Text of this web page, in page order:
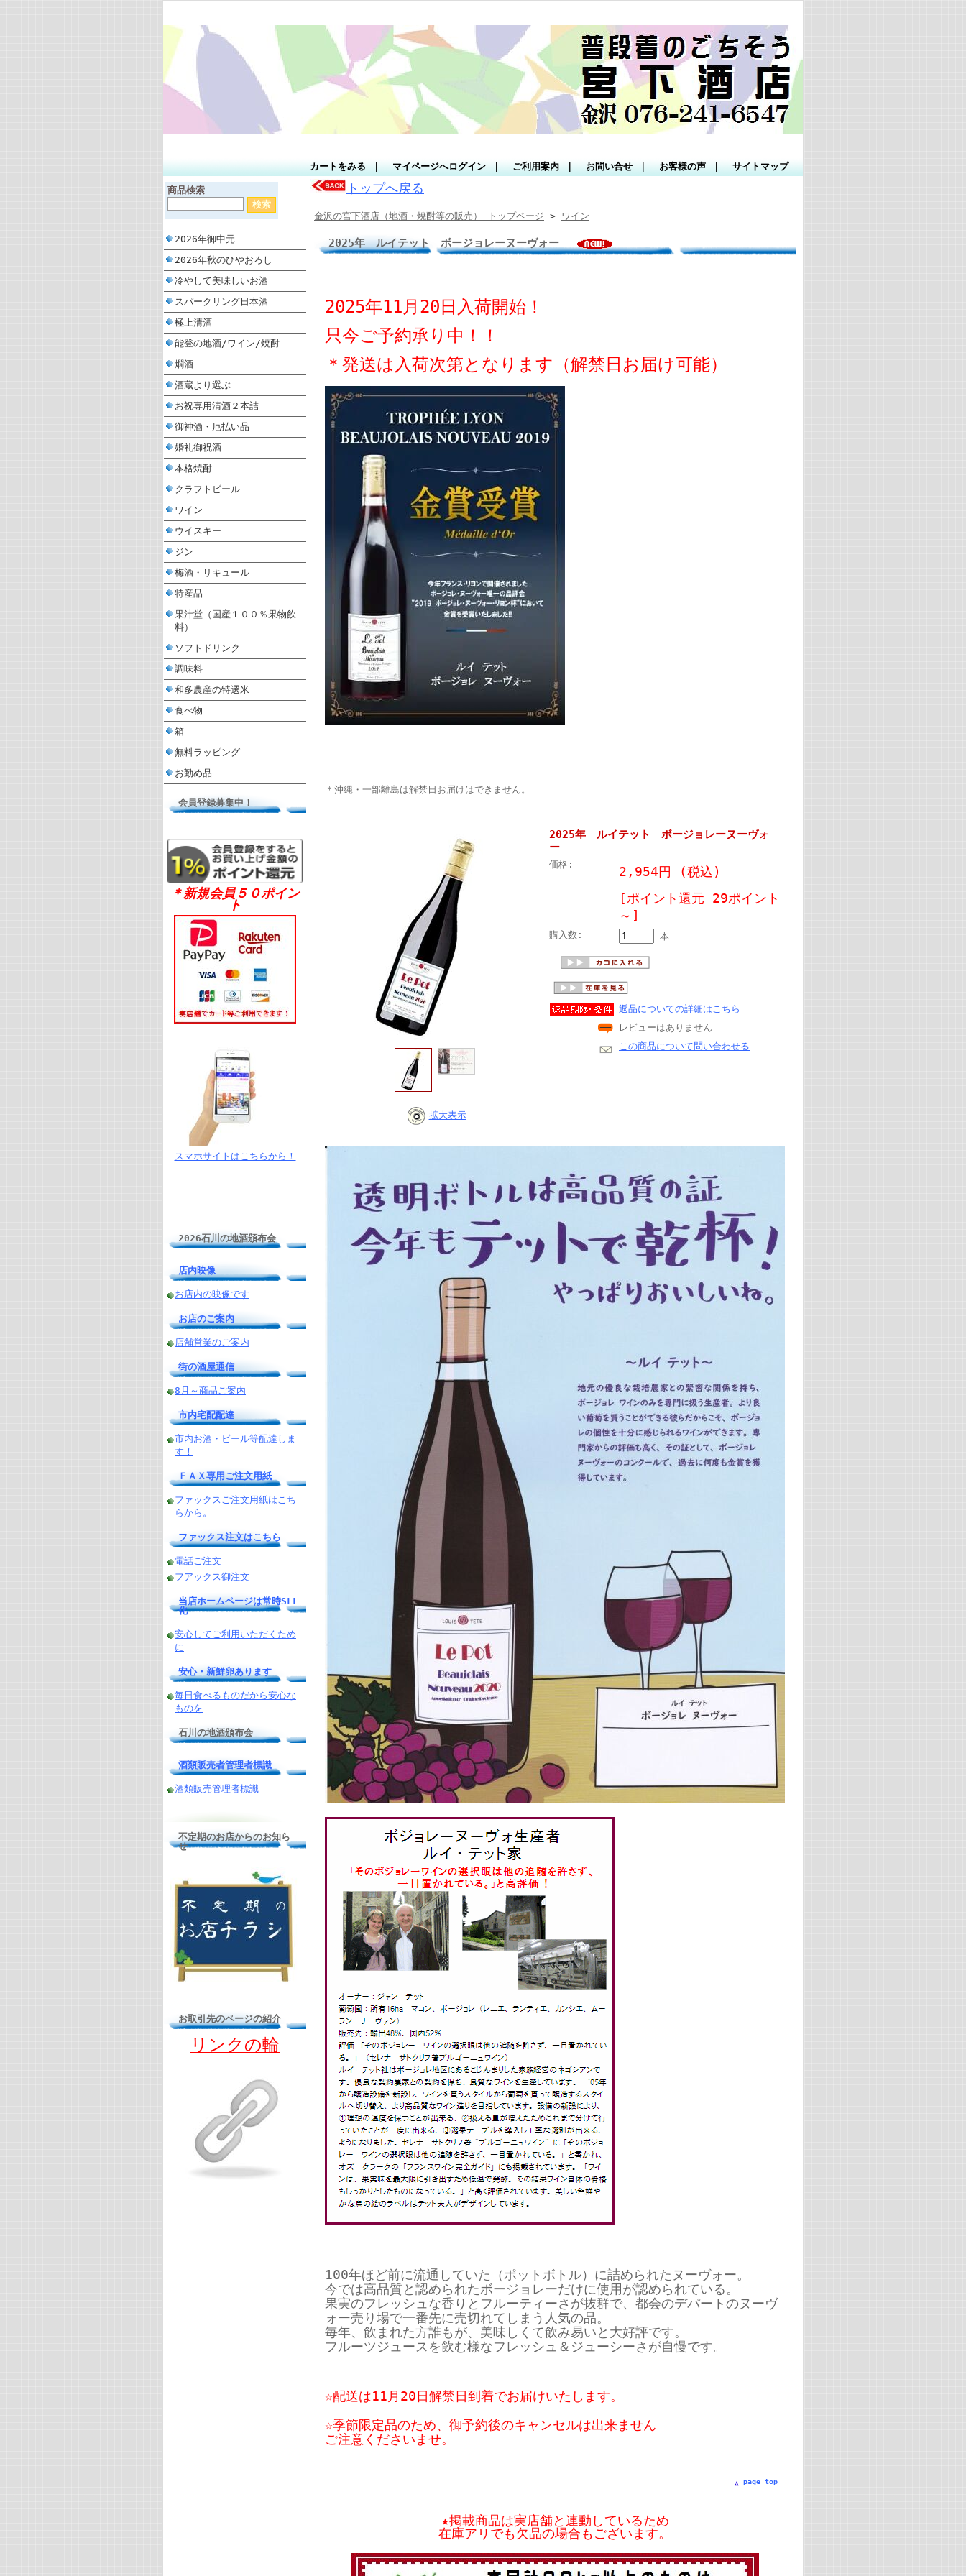
カートをみる マイページへログイン ご利用案内 お問い合せ お客様の声 サイトマップ
商品検索
2026年御中元
2026年秋のひやおろし
冷やして美味しいお酒
スパークリング日本酒
極上清酒
能登の地酒/ワイン/焼酎
燗酒
酒蔵より選ぶ
お祝専用清酒２本詰
御神酒・厄払い品
婚礼御祝酒
本格焼酎
クラフトビール
ワイン
ウイスキー
ジン
梅酒・リキュール
特産品
果汁堂（国産１００％果物飲
料）
ソフトドリンク
調味料
和多農産の特選米
食べ物
箱
無料ラッピング
お勤め品
会員登録募集中！
＊新規会員５０ポイン
ト
スマホサイトはこちらから！
2026石川の地酒頒布会
店内映像
お店内の映像です
お店のご案内
店舗営業のご案内
街の酒屋通信
8月～商品ご案内
市内宅配配達
市内お酒・ビール等配達しま
す！
ＦＡＸ専用ご注文用紙
ファックスご注文用紙はこち
らから。
ファックス注文はこちら
電話ご注文
フアックス御注文
当店ホームページは常時SLL
化
安心してご利用いただくため
に
安心・新鮮卵あります
毎日食べるものだから安心な
ものを
石川の地酒頒布会
酒類販売者管理者標識
酒類販売管理者標識
不定期のお店からのお知ら
せ
お取引先のページの紹介
リンクの輪
トップへ戻る
金沢の宮下酒店（地酒・焼酎等の販売） トップページ > ワイン
2025年 ルイテット ボージョレーヌーヴォー
2025年11月20日入荷開始！
只今ご予約承り中！！
＊発送は入荷次第となります（解禁日お届け可能）
＊沖縄・一部離島は解禁日お届けはできません。
拡大表示
2025年 ルイテット ボージョレーヌーヴォ
ー
価格: 2,954円
(税込)
[ポイント還元 29ポイント
～]
購入数: 本
返品についての詳細はこちら
レビューはありません
この商品について問い合わせる
100年ほど前に流通していた（ポットボトル）に詰められたヌーヴォー。
今では高品質と認められたボージョレーだけに使用が認められている。
果実のフレッシュな香りとフルーティーさが抜群で、都会のデパートのヌーヴ
ォー売り場で一番先に売切れてしまう人気の品。
毎年、飲まれた方誰もが、美味しくて飲み易いと大好評です。
フルーツジュースを飲む様なフレッシュ＆ジューシーさが自慢です。
☆配送は11月20日解禁日到着でお届けいたします。
☆季節限定品のため、御予約後のキャンセルは出来ません
ご注意くださいませ。
page top
★掲載商品は実店舗と連動しているため
在庫アリでも欠品の場合もございます。